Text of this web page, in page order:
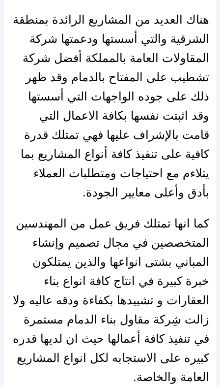
هناك العديد من المشاريع الرائدة بمنطقة
الشرقية والتي أسستها ودعمتها شركة
المقاولات العامة بالمملكة أفضل شركة
تشطيب على المفتاح بالدمام وقد ظهر
ذلك على جوده الواجهات التي أسستها
وقد اثبتت نفسها بكافة الاعمال التي
قامت بالإشراف عليها فهي تمتلك قدرة
كافية على تنفيذ كافة أنواع المشاريع بما
يتلاءم مع احتياجات ومتطلبات العملاء
بأدق وأعلى معايير الجودة.
كما انها تمتلك فريق عمل من المهندسين
المتخصصين في مجال تصميم وإنشاء
المباني بشتى انواعها والذين يمتلكون
خبرة كبيرة في انتاج كافة انواع بناء
العقارات و تشييدها بكفاءة ودقه عاليه ولا
زالت شِركة مقاول بناء الدمام مستمرة
في تنفيذ كافة أعمالها حيث ان لديها قدره
كبيره على الاستجابه لكل انواع المشاريع
العامة والخاصة.